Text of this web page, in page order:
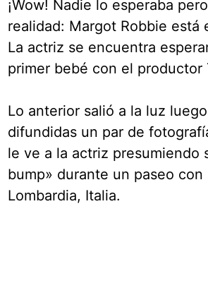
¡Wow! Nadie lo esperaba
realidad: Margot Robbie está
La actriz se encuentra
primer bebé con el productor
Lo anterior salió a la luz
difundidas un par de
le ve a la actriz presumiendo
bump» durante un paseo con
Lombardia, Italia.